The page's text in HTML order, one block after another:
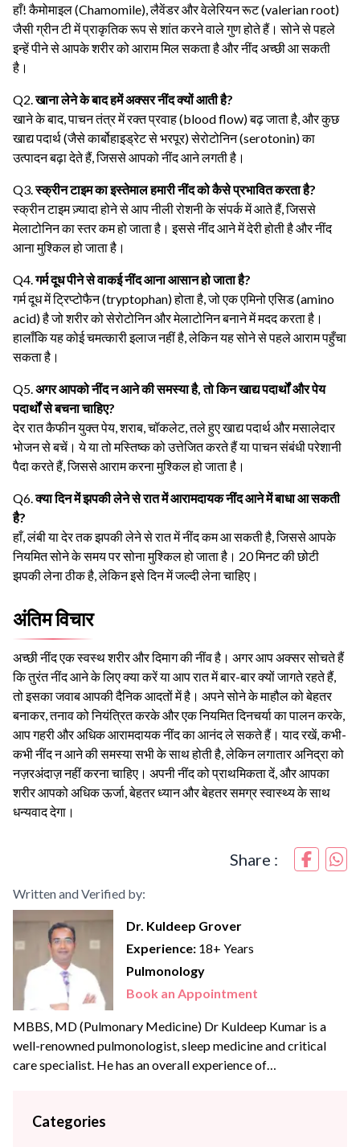
हाँ! कैमोमाइल (Chamomile), लैवेंडर और वेलेरियन रूट (valerian root)
जैसी ग्रीन टी में प्राकृतिक रूप से शांत करने वाले गुण होते हैं। सोने से पहले
इन्हें पीने से आपके शरीर को आराम मिल सकता है और नींद अच्छी आ सकती
है।
Q2.खाना लेने के बाद हमें अक्सर नींद क्यों आती है?
खाने के बाद, पाचन तंत्र में रक्त प्रवाह (blood flow) बढ़ जाता है, और कुछ
खाद्य पदार्थ (जैसे कार्बोहाइड्रेट से भरपूर) सेरोटोनिन (serotonin) का
उत्पादन बढ़ा देते हैं, जिससे आपको नींद आने लगती है।
Q3.स्क्रीन टाइम का इस्तेमाल हमारी नींद को कैसे प्रभावित करता है?
स्क्रीन टाइम ज़्यादा होने से आप नीली रोशनी के संपर्क में आते हैं, जिससे
मेलाटोनिन का स्तर कम हो जाता है। इससे नींद आने में देरी होती है और नींद
आना मुश्किल हो जाता है।
Q4.गर्म दूध पीने से वाकई नींद आना आसान हो जाता है?
गर्म दूध में ट्रिप्टोफैन (tryptophan) होता है, जो एक एमिनो एसिड (amino
acid) है जो शरीर को सेरोटोनिन और मेलाटोनिन बनाने में मदद करता है।
हालाँकि यह कोई चमत्कारी इलाज नहीं है, लेकिन यह सोने से पहले आराम पहुँचा
सकता है।
Q5. अगर आपको नींद न आने की समस्या है, तो किन खाद्य पदार्थों और पेय
पदार्थों से बचना चाहिए?
देर रात कैफीन युक्त पेय, शराब, चॉकलेट, तले हुए खाद्य पदार्थ और मसालेदार
भोजन से बचें। ये या तो मस्तिष्क को उत्तेजित करते हैं या पाचन संबंधी परेशानी
पैदा करते हैं, जिससे आराम करना मुश्किल हो जाता है।
Q6.क्या दिन में झपकी लेने से रात में आरामदायक नींद आने में बाधा आ सकती
है?
हाँ, लंबी या देर तक झपकी लेने से रात में नींद कम आ सकती है, जिससे आपके
नियमित सोने के समय पर सोना मुश्किल हो जाता है। 20 मिनट की छोटी
झपकी लेना ठीक है, लेकिन इसे दिन में जल्दी लेना चाहिए।
अंतिम विचार
अच्छी नींद एक स्वस्थ शरीर और दिमाग की नींव है। अगर आप अक्सर सोचते हैं
कि तुरंत नींद आने के लिए क्या करें या आप रात में बार-बार क्यों जागते रहते हैं,
तो इसका जवाब आपकी दैनिक आदतों में है। अपने सोने के माहौल को बेहतर
बनाकर, तनाव को नियंत्रित करके और एक नियमित दिनचर्या का पालन करके,
आप गहरी और अधिक आरामदायक नींद का आनंद ले सकते हैं। याद रखें, कभी-
कभी नींद न आने की समस्या सभी के साथ होती है, लेकिन लगातार अनिद्रा को
नज़रअंदाज़ नहीं करना चाहिए। अपनी नींद को प्राथमिकता दें, और आपका
शरीर आपको अधिक ऊर्जा, बेहतर ध्यान और बेहतर समग्र स्वास्थ्य के साथ
धन्यवाद देगा।
Share :
Written and Verified by:
Dr. Kuldeep Grover
Experience: 18+ Years
Pulmonology
Book an Appointment
MBBS, MD (Pulmonary Medicine) Dr Kuldeep Kumar is a
well-renowned pulmonologist, sleep medicine and critical
care specialist. He has an overall experience of
more than 18+ years in the field of pulmonology & critical
Categories